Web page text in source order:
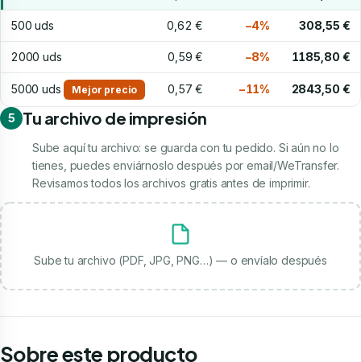
500 uds 0,62 € −4% 308,55 €
2000 uds 0,59 € −8% 1185,80 €
5000 uds Mejor precio 0,57 € −11% 2843,50 €
5 Tu archivo de impresión
Sube aquí tu archivo: se guarda con tu pedido. Si aún no lo
tienes, puedes enviárnoslo después por email/WeTransfer.
Revisamos todos los archivos gratis antes de imprimir.
Sube tu archivo (PDF, JPG, PNG…) — o envíalo después
Sobre este producto